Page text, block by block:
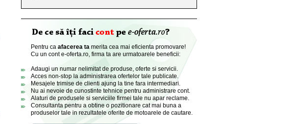
Pentru ca afacerea ta merita cea mai eficienta promovare!
Cu un cont e-oferta.ro, firma ta are urmatoarele beneficii:
Adaugi un numar nelimitat de produse, oferte si servicii.
Acces non-stop la administrarea ofertelor tale publicate.
Mesajele trimise de clienti ajung la tine fara intermediari.
Nu ai nevoie de cunostinte tehnice pentru administrare cont.
Alaturi de produsele si serviciile firmei tale nu apar reclame.
Consultanta pentru a obtine o pozitionare cat mai buna a
produselor tale in rezultatele oferite de motoarele de cautare.